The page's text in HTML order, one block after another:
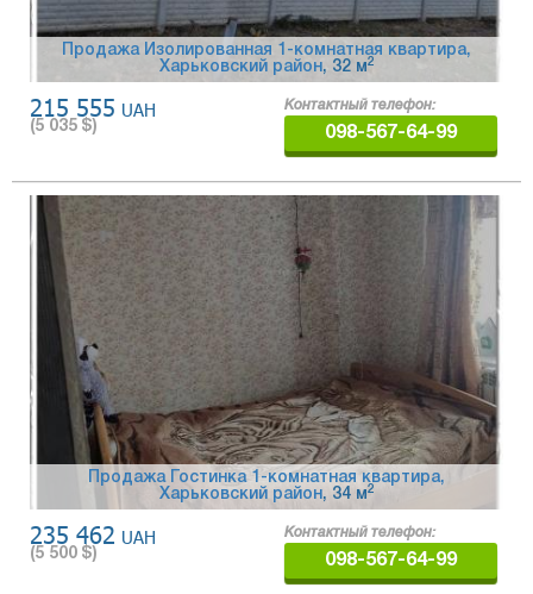
Продажа Изолированная 1-комнатная квартира,
Харьковский район , 32 м 2
215 555 UAH
(5 035 $)
Контактный телефон:
098-567-64-99
Продажа Гостинка 1-комнатная квартира,
Харьковский район, 34 м2
235 462 UAH
(5 500 $)
Контактный телефон:
098-567-64-99